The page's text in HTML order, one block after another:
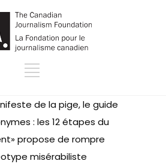
de la pige, le guide
: les 12 étapes du
propose de rompre
misérabiliste